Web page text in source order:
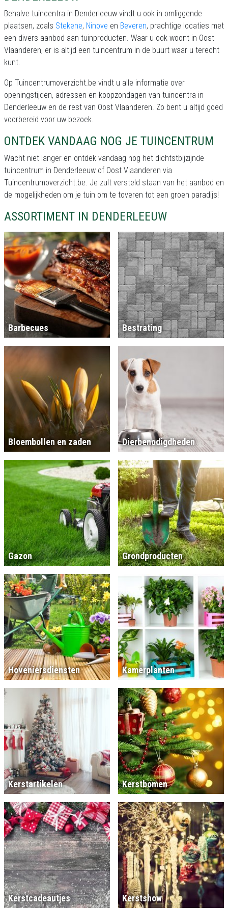
Behalve tuincentra in Denderleeuw vindt u ook in omliggende
plaatsen, zoals Stekene, Ninove en Beveren, prachtige locaties met
een divers aanbod aan tuinproducten. Waar u ook woont in Oost
Vlaanderen, er is altijd een tuincentrum in de buurt waar u terecht
kunt.
Op Tuincentrumoverzicht.be vindt u alle informatie over
openingstijden, adressen en koopzondagen van tuincentra in
Denderleeuw en de rest van Oost Vlaanderen. Zo bent u altijd goed
voorbereid voor uw bezoek.
ONTDEK VANDAAG NOG JE TUINCENTRUM
Wacht niet langer en ontdek vandaag nog het dichtstbijzijnde
tuincentrum in Denderleeuw of Oost Vlaanderen via
Tuincentrumoverzicht.be. Je zult versteld staan van het aanbod en
de mogelijkheden om je tuin om te toveren tot een groen paradijs!
ASSORTIMENT IN DENDERLEEUW
Barbecues Bestrating
Bloembollen en zaden Dierbenodigdheden
Gazon Grondproducten
Hoveniersdiensten Kamerplanten
Kerstartikelen Kerstbomen
Kerstcadeautjes Kerstshow